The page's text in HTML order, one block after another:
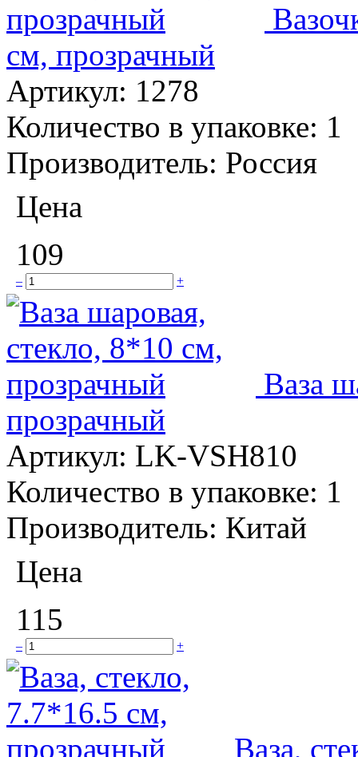
см, прозрачный
Артикул: 1278
Количество в упаковке: 1
Производитель: Россия
Цена
109
– +
Ваза
прозрачный
Артикул: LK-VSH810
Количество в упаковке: 1
Производитель: Китай
Цена
115
– +
Ваза,